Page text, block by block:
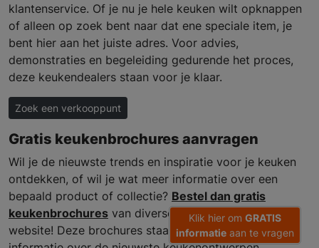
klantenservice. Of je nu je hele keuken wilt opknappen
of alleen op zoek bent naar dat ene speciale item, je
bent hier aan het juiste adres. Voor advies,
demonstraties en begeleiding gedurende het proces,
deze keukendealers staan voor je klaar.
Zoek een verkooppunt
Gratis keukenbrochures aanvragen
Wil je de nieuwste trends en inspiratie voor je keuken
ontdekken, of wil je wat meer informatie over een
bepaald product of collectie? Bestel dan gratis
keukenbrochures van diverse topmerken via onze
website! Deze brochures staan vol met gedetailleerde
Klik hier om GRATIS
informatie aan te vragen